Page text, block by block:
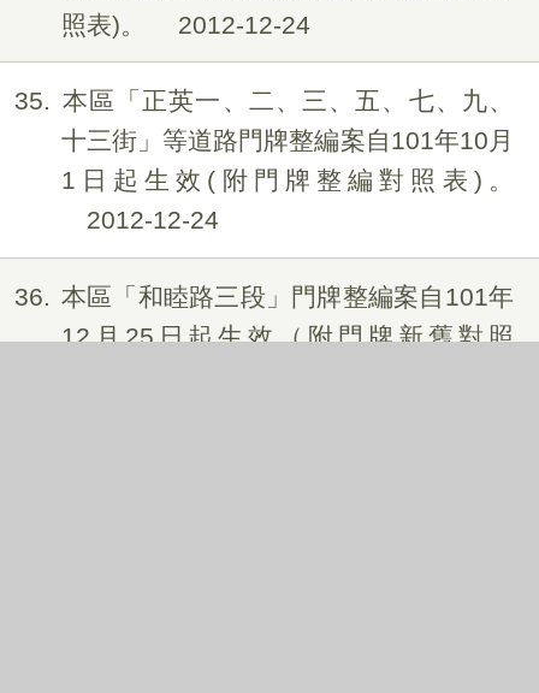
照表)。
2012-12-24
35
本區「正英一、二、三、五、七、九、
十三街」等道路門牌整編案自101年10月
1日起生效(附門牌整編對照表)。
2012-12-24
36
本區「和睦路三段」門牌整編案自101年
12月25日起生效（附門牌新舊對照